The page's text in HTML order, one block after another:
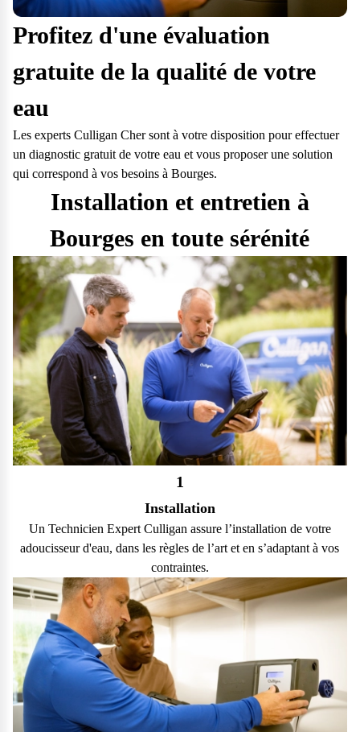
Profitez d'une évaluation
gratuite de la qualité de votre
eau
Les experts Culligan Cher sont à votre disposition pour effectuer
un diagnostic gratuit de votre eau et vous proposer une solution
qui correspond à vos besoins à Bourges.
Installation et entretien à
Bourges en toute sérénité
1
Installation
Un Technicien Expert Culligan assure l’installation de votre
adoucisseur d'eau, dans les règles de l’art et en s’adaptant à vos
contraintes.